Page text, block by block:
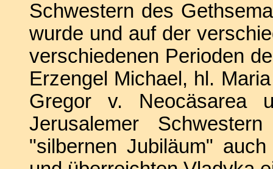
Schwestern des
wurde und auf der
verschiedenen Perioden
Erzengel Michael, hl.
Gregor v. Neocäsarea
Jerusalemer
"silbernen Jubiläum"